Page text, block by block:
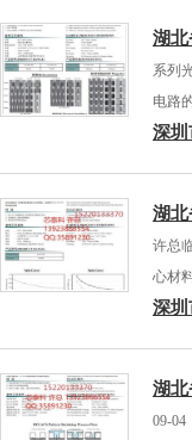
湖北
系列
电路
深圳
湖北
许总
心材
深圳
湖北
09-04